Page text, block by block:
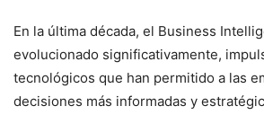
En la última década, el Business
evolucionado significativamente,
tecnológicos que han permitido a las
decisiones más informadas y